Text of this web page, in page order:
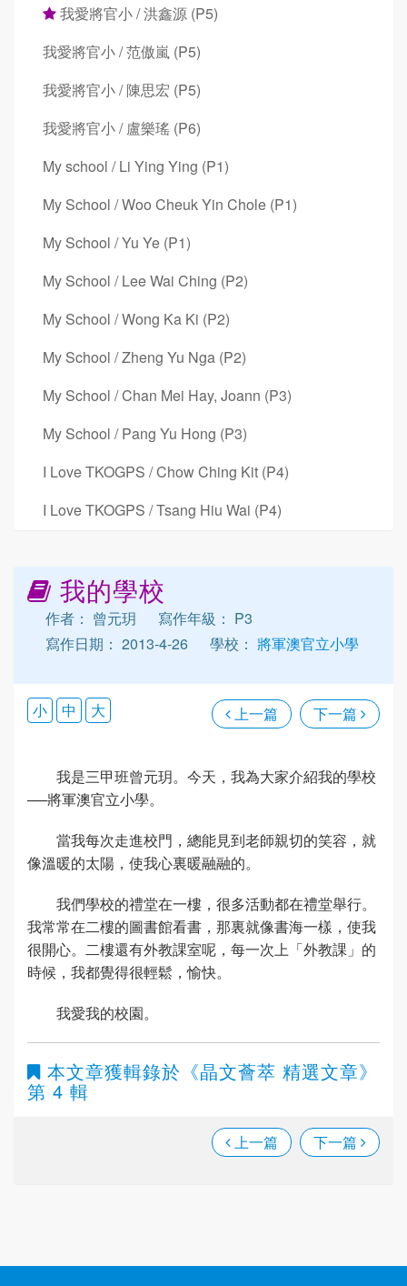
我愛將官小 / 洪鑫源 (P5)
我愛將官小 / 范傲嵐 (P5)
我愛將官小 / 陳思宏 (P5)
我愛將官小 / 盧樂瑤 (P6)
My school / Li Ying Ying (P1)
My School / Woo Cheuk Yin Chole (P1)
My School / Yu Ye (P1)
My School / Lee Wai Ching (P2)
My School / Wong Ka Ki (P2)
My School / Zheng Yu Nga (P2)
My School / Chan Mei Hay, Joann (P3)
My School / Pang Yu Hong (P3)
I Love TKOGPS / Chow Ching Kit (P4)
I Love TKOGPS / Tsang Hiu Wai (P4)
我的學校
作者： 曾元玥
寫作年級： P3
寫作日期： 2013-4-26
學校： 將軍澳官立小學
上一篇 下一篇
小 中 大
我是三甲班曾元玥。今天，我為大家介紹我的學校
──將軍澳官立小學。
當我每次走進校門，總能見到老師親切的笑容，就
像溫暖的太陽，使我心裏暖融融的。
我們學校的禮堂在一樓，很多活動都在禮堂舉行。
我常常在二樓的圖書館看書，那裏就像書海一樣，使我
很開心。二樓還有外教課室呢，每一次上「外教課」的
時候，我都覺得很輕鬆，愉快。
我愛我的校園。
本文章獲輯錄於 《晶文薈萃 精選文章》
第 4 輯
上一篇 下一篇